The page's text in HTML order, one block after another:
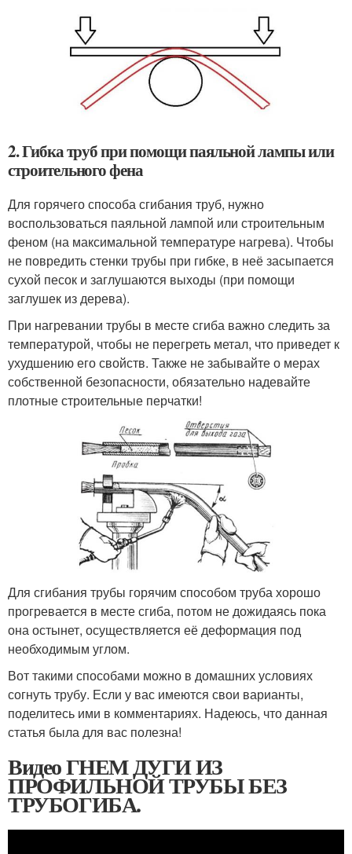
2. Гибка труб при помощи паяльной лампы или
строительного фена
Для горячего способа сгибания труб, нужно
воспользоваться паяльной лампой или строительным
феном (на максимальной температуре нагрева). Чтобы
не повредить стенки трубы при гибке, в неё засыпается
сухой песок и заглушаются выходы (при помощи
заглушек из дерева).
При нагревании трубы в месте сгиба важно следить за
температурой, чтобы не перегреть метал, что приведет к
ухудшению его свойств. Также не забывайте о мерах
собственной безопасности, обязательно надевайте
плотные строительные перчатки!
Для сгибания трубы горячим способом труба хорошо
прогревается в месте сгиба, потом не дожидаясь пока
она остынет, осуществляется её деформация под
необходимым углом.
Вот такими способами можно в домашних условиях
согнуть трубу. Если у вас имеются свои варианты,
поделитесь ими в комментариях. Надеюсь, что данная
статья была для вас полезна!
Видео ГНЕМ ДУГИ ИЗ
ПРОФИЛЬНОЙ ТРУБЫ БЕЗ
ТРУБОГИБА.